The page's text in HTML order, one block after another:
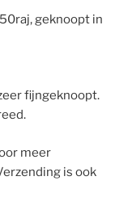
geknoopt in
fijngeknoopt.
meer
is ook